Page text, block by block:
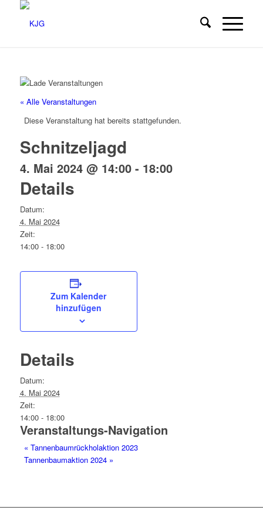
« Alle Veranstaltungen
Diese Veranstaltung hat bereits stattgefunden.
Schnitzeljagd
4. Mai 2024 @ 14:00- 18:00
Details
Datum:
4. Mai 2024
Zeit:
14:00 - 18:00
Zum Kalender
hinzufügen
Details
Datum:
4. Mai 2024
Zeit:
14:00 - 18:00
Veranstaltungs-Navigation
« Tannenbaumrückholaktion 2023
Tannenbaumaktion 2024 »